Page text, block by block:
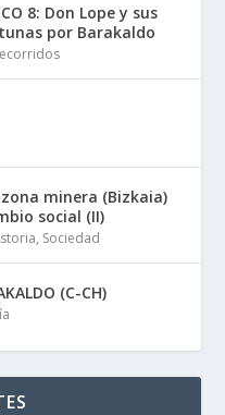
8: Don Lope y sus
por Barakaldo
minera (Bizkaia)
social (II)
, Sociedad
(C-CH)